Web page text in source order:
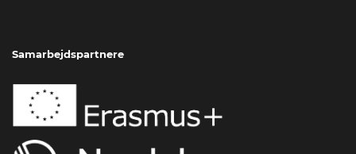
Samarbejdspartnere